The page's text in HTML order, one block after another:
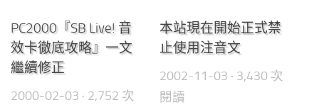
PC2000『SB Live! 音
效卡徹底攻略』一文
繼續修正
2000-02-03 · 2,752 次
本站現在開始正式禁
止使用注音文
2002-11-03 · 3,430 次
閱讀